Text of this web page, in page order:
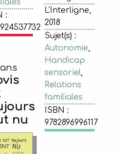
:
L'Interligne,
2018
Sujet(s) :
Autonomie,
Handicap
sensoriel,
Relations
familiales
ISBN :
9782896996117
nu